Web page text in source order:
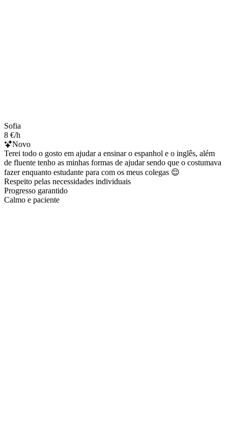
Sofia
8 €/h
Novo
Terei todo o gosto em ajudar a ensinar o espanhol e o inglês, além
de fluente tenho as minhas formas de ajudar sendo que o costumava
fazer enquanto estudante para com os meus colegas 😌
Respeito pelas necessidades individuais
Progresso garantido
Calmo e paciente